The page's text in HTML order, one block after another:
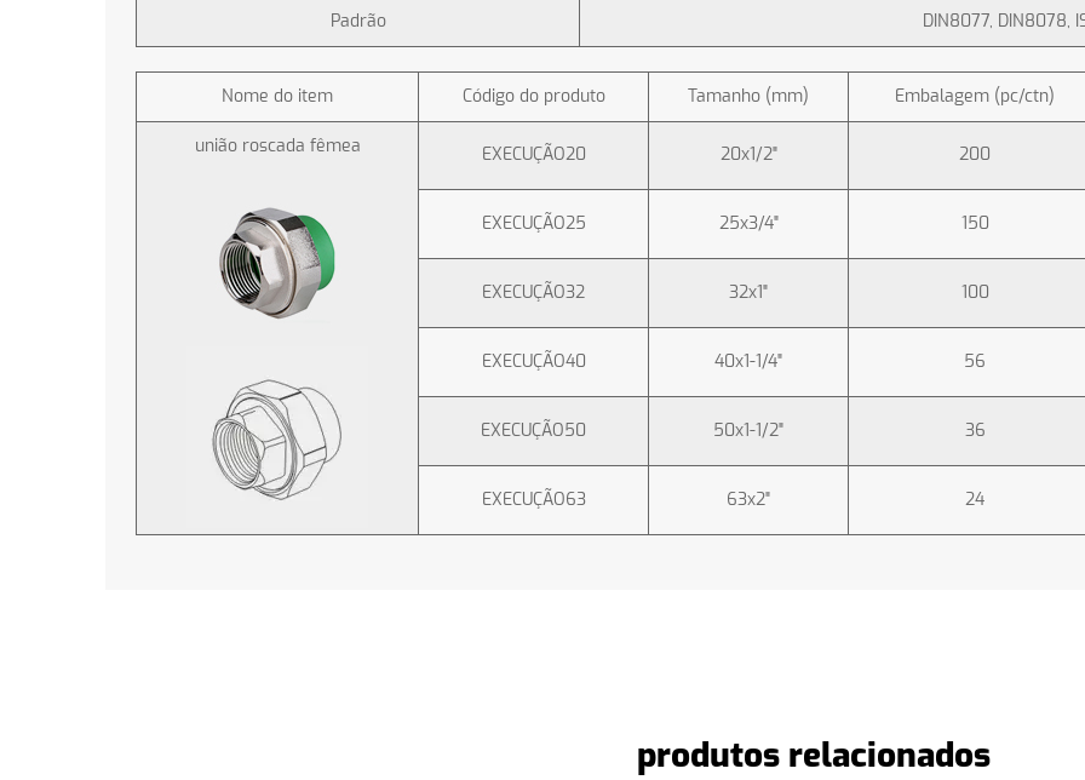
Padrão DIN8077, DIN8078,
Nome do item Código do produto Tamanho (mm) Embalagem (pc/ctn)
união roscada fêmea EXECUÇÃO20 20x1/2" 200
EXECUÇÃO25 25x3/4" 150
EXECUÇÃO32 32x1" 100
EXECUÇÃO40 40x1-1/4" 56
EXECUÇÃO50 50x1-1/2" 36
EXECUÇÃO63 63x2" 24
produtos relacionados